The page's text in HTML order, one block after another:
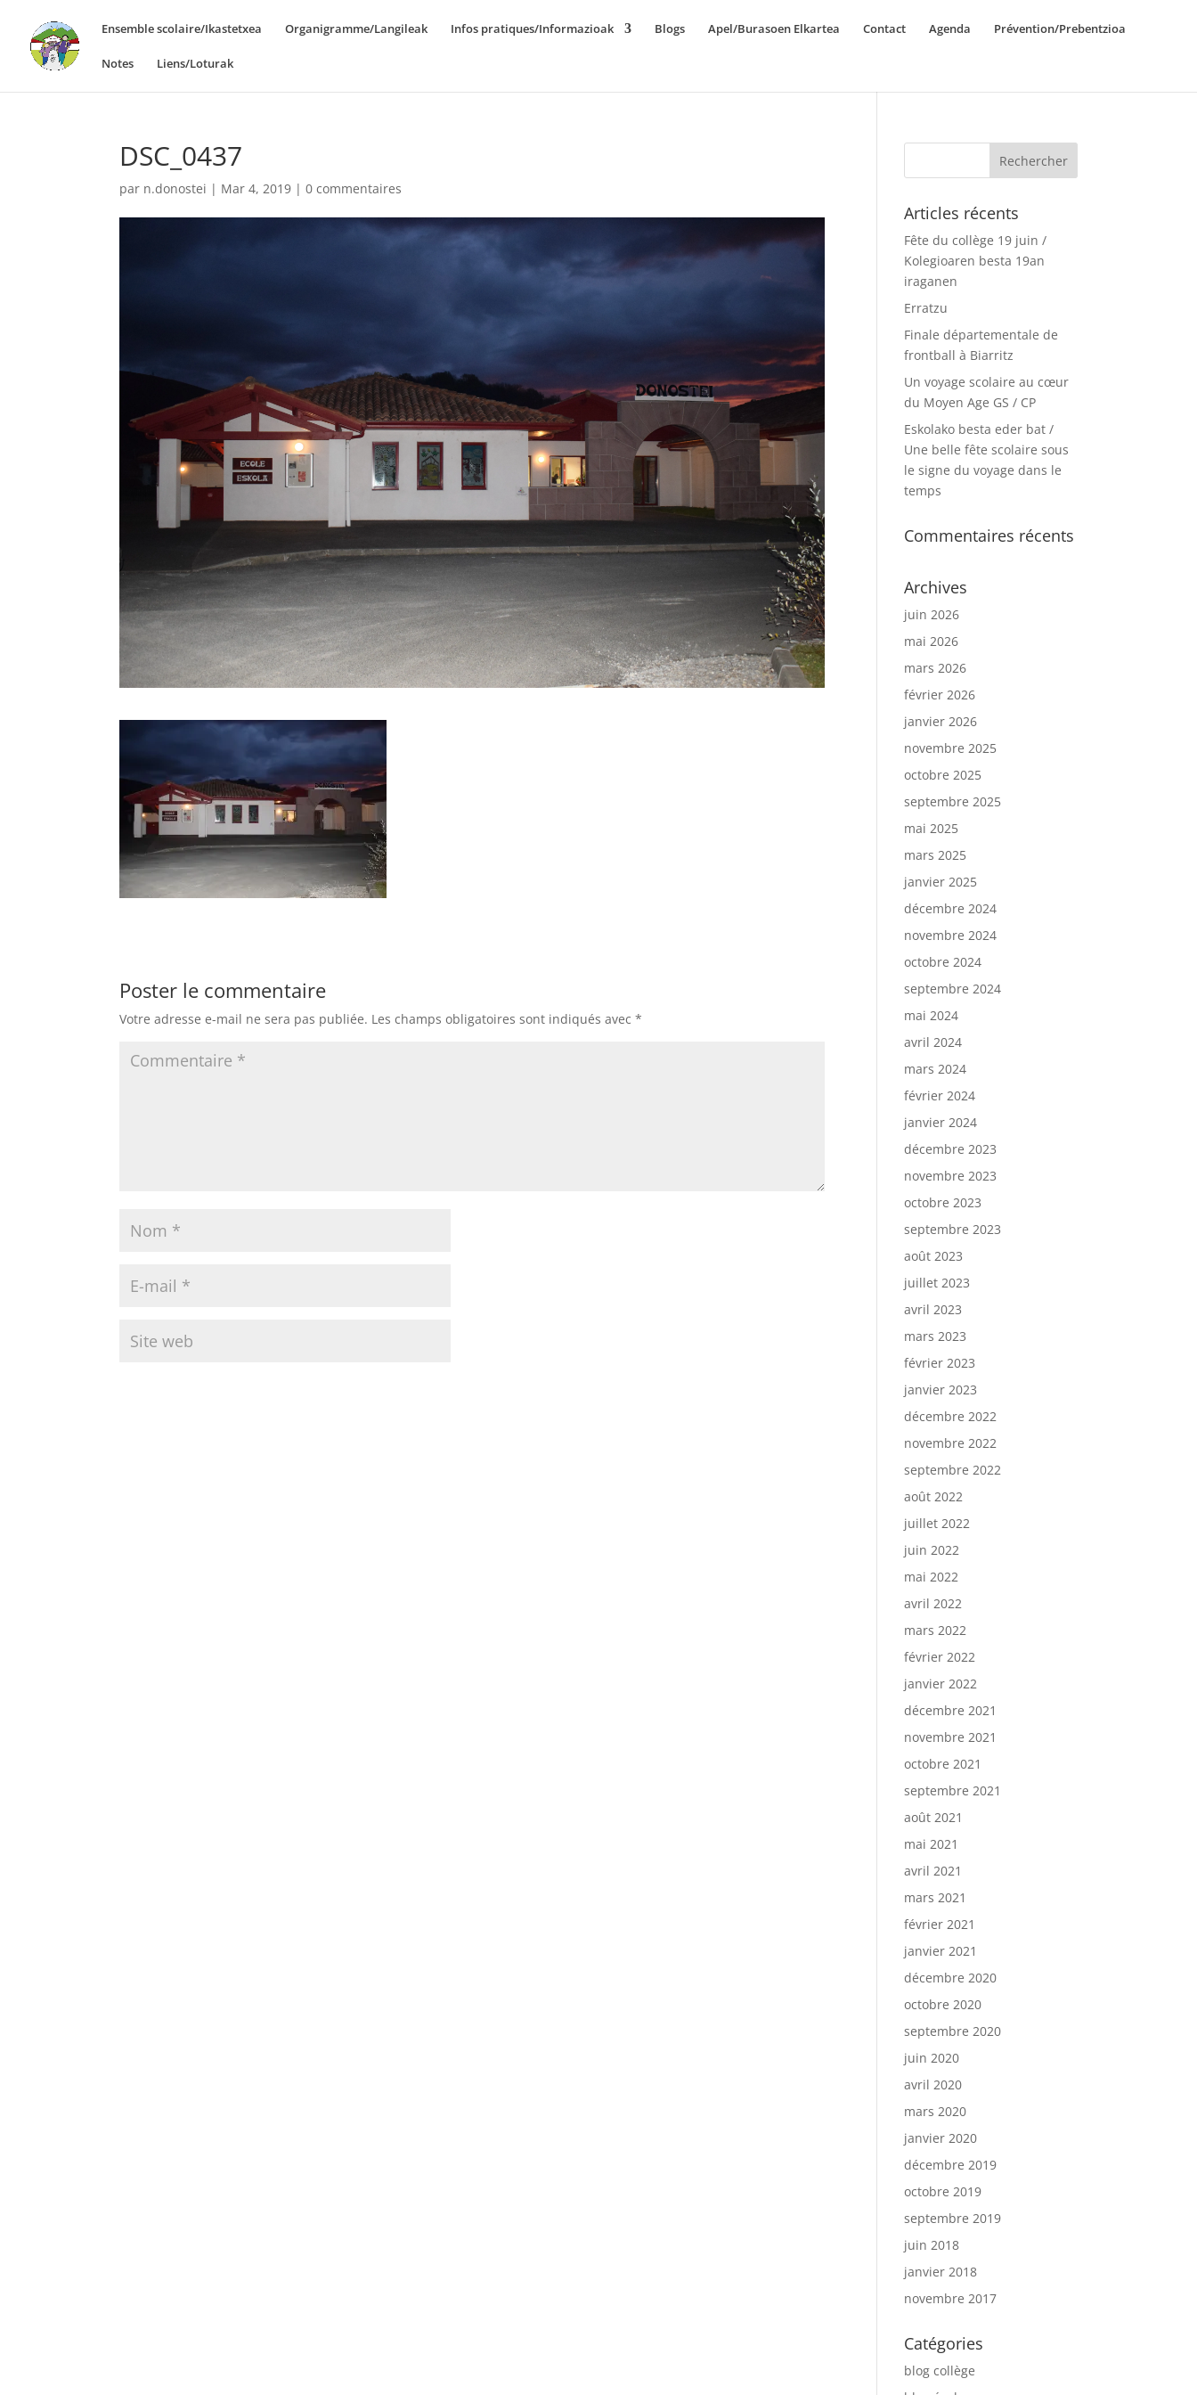
Ensemble scolaire/Ikastetxea Organigramme/Langileak Infos pratiques/Informazioak Blogs Apel/Burasoen Elkartea Contact Agenda Prévention/Prebentzioa
Notes Liens/Loturak
DSC_0437
par n.donostei | Mar 4, 2019 |0 commentaires
Poster le commentaire
Votre adresse e-mail ne sera pas publiée. Les champs obligatoires sont indiqués avec*
Articles récents
Fête du collège 19 juin /
Kolegioaren besta 19an
iraganen
Erratzu
Finale départementale de
frontball à Biarritz
Un voyage scolaire au cœur
du Moyen Age GS / CP
Eskolako besta eder bat /
Une belle fête scolaire sous
le signe du voyage dans le
temps
Commentaires récents
Archives
juin 2026
mai 2026
mars 2026
février 2026
janvier 2026
novembre 2025
octobre 2025
septembre 2025
mai 2025
mars 2025
janvier 2025
décembre 2024
novembre 2024
octobre 2024
septembre 2024
mai 2024
avril 2024
mars 2024
février 2024
janvier 2024
décembre 2023
novembre 2023
octobre 2023
septembre 2023
août 2023
juillet 2023
avril 2023
mars 2023
février 2023
janvier 2023
décembre 2022
novembre 2022
septembre 2022
août 2022
juillet 2022
juin 2022
mai 2022
avril 2022
mars 2022
février 2022
janvier 2022
décembre 2021
novembre 2021
octobre 2021
septembre 2021
août 2021
mai 2021
avril 2021
mars 2021
février 2021
janvier 2021
décembre 2020
octobre 2020
septembre 2020
juin 2020
avril 2020
mars 2020
janvier 2020
décembre 2019
octobre 2019
septembre 2019
juin 2018
janvier 2018
novembre 2017
Catégories
blog collège